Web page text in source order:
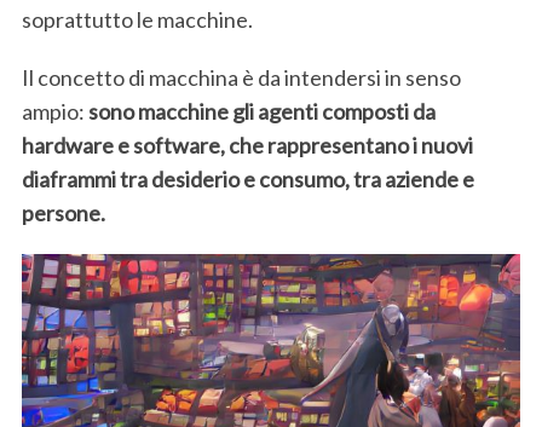
soprattutto le macchine.
Il concetto di macchina è da intendersi in senso
ampio:sono macchine gli agenti composti da
hardware e software, che rappresentano i nuovi
diaframmi tra desiderio e consumo, tra aziende e
persone.